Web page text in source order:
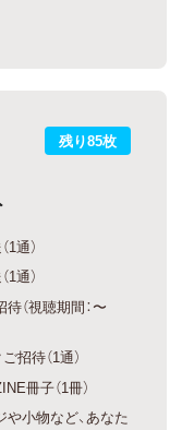
残り85枚
通）
通）
（視聴期間：〜
待（1通）
冊子（1冊）
小物など、あなた